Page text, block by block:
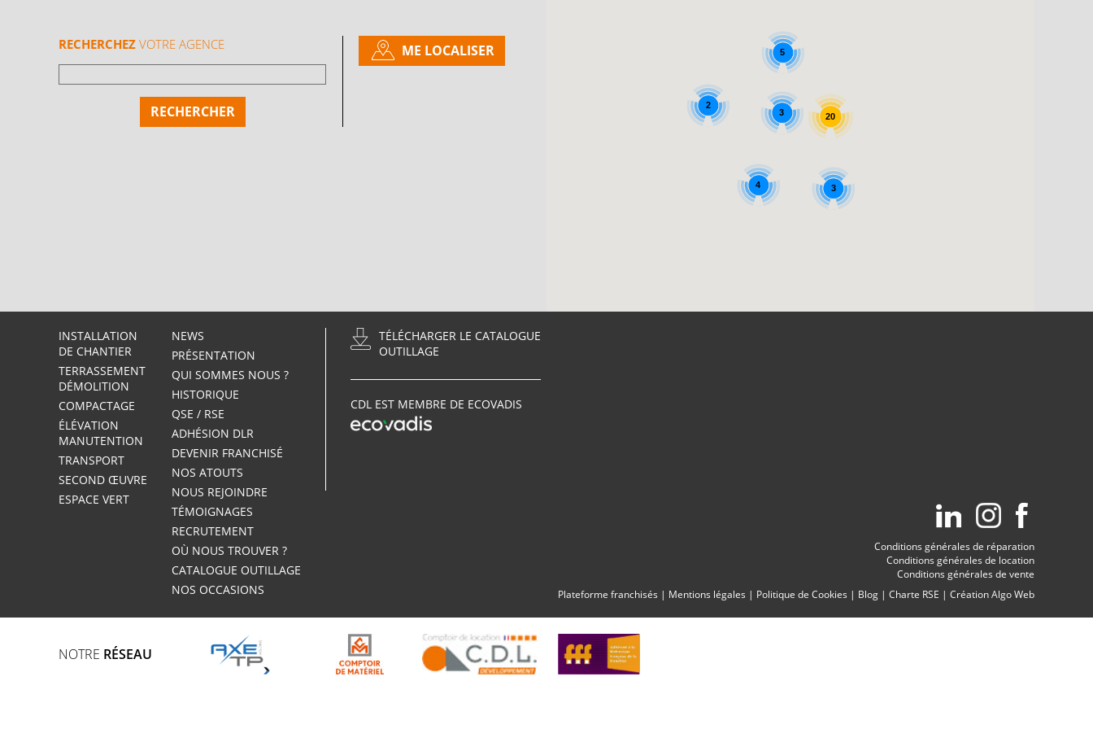
RECHERCHEZ VOTRE AGENCE ME LOCALISER
20
3
4
5
2
3
INSTALLATION
DE CHANTIER
TERRASSEMENT
DÉMOLITION
COMPACTAGE
ÉLÉVATION
MANUTENTION
TRANSPORT
SECOND ŒUVRE
ESPACE VERT
NEWS
PRÉSENTATION
QUI SOMMES NOUS ?
HISTORIQUE
QSE / RSE
ADHÉSION DLR
DEVENIR FRANCHISÉ
NOS ATOUTS
NOUS REJOINDRE
TÉMOIGNAGES
RECRUTEMENT
OÙ NOUS TROUVER ?
CATALOGUE OUTILLAGE
NOS OCCASIONS
TÉLÉCHARGER LE CATALOGUE
OUTILLAGE
CDL EST MEMBRE DE ECOVADIS
Conditions générales de réparation
Conditions générales de location
Conditions générales de vente
Plateforme franchisés | Mentions légales | Politique de Cookies | Blog | Charte RSE | Création Algo Web
NOTRE RÉSEAU